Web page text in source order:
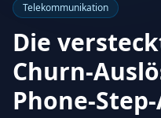
Telekommunikation
Die